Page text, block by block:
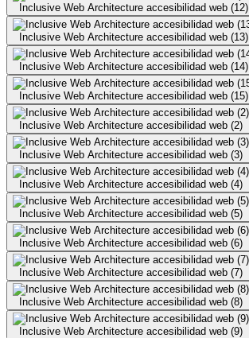
Inclusive Web Architecture accesibilidad web (12)
Inclusive Web Architecture accesibilidad web (13)
Inclusive Web Architecture accesibilidad web (14)
Inclusive Web Architecture accesibilidad web (15)
Inclusive Web Architecture accesibilidad web (2)
Inclusive Web Architecture accesibilidad web (3)
Inclusive Web Architecture accesibilidad web (4)
Inclusive Web Architecture accesibilidad web (5)
Inclusive Web Architecture accesibilidad web (6)
Inclusive Web Architecture accesibilidad web (7)
Inclusive Web Architecture accesibilidad web (8)
Inclusive Web Architecture accesibilidad web (9)